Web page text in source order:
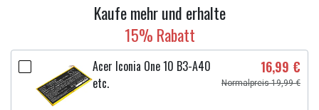
Kaufe mehr und erhalte
15% Rabatt
Acer Iconia One 10 B3-A40
etc.
16,99 €
Normalpreis 19,99 €